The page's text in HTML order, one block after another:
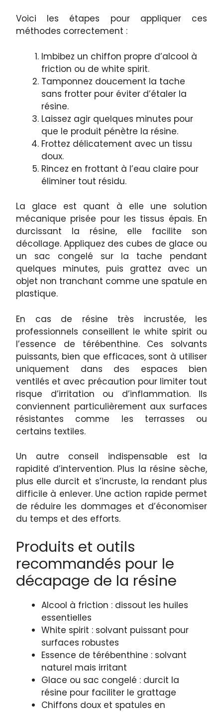
Voici les étapes pour appliquer ces
méthodes correctement :
Imbibez un chiffon propre d’alcool à
friction ou de white spirit.
Tamponnez doucement la tache
sans frotter pour éviter d’étaler la
résine.
Laissez agir quelques minutes pour
que le produit pénètre la résine.
Frottez délicatement avec un tissu
doux.
Rincez en frottant à l’eau claire pour
éliminer tout résidu.
La glace est quant à elle une solution
mécanique prisée pour les tissus épais. En
durcissant la résine, elle facilite son
décollage. Appliquez des cubes de glace ou
un sac congelé sur la tache pendant
quelques minutes, puis grattez avec un
objet non tranchant comme une spatule en
plastique.
En cas de résine très incrustée, les
professionnels conseillent le white spirit ou
l’essence de térébenthine. Ces solvants
puissants, bien que efficaces, sont à utiliser
uniquement dans des espaces bien
ventilés et avec précaution pour limiter tout
risque d’irritation ou d’inflammation. Ils
conviennent particulièrement aux surfaces
résistantes comme les terrasses ou
certains textiles.
Un autre conseil indispensable est la
rapidité d’intervention. Plus la résine sèche,
plus elle durcit et s’incruste, la rendant plus
difficile à enlever. Une action rapide permet
de réduire les dommages et d’économiser
du temps et des efforts.
Produits et outils
recommandés pour le
décapage de la résine
Alcool à friction : dissout les huiles
essentielles
White spirit : solvant puissant pour
surfaces robustes
Essence de térébenthine : solvant
naturel mais irritant
Glace ou sac congelé : durcit la
résine pour faciliter le grattage
Chiffons doux et spatules en